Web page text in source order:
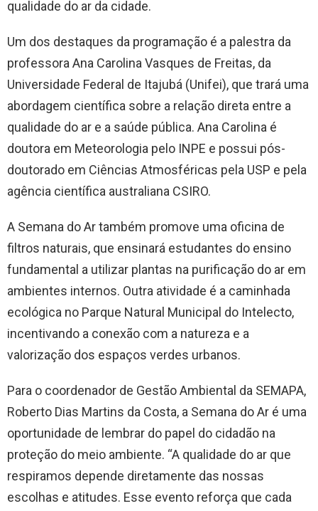
qualidade do ar da cidade.
Um dos destaques da programação é a palestra da
professora Ana Carolina Vasques de Freitas, da
Universidade Federal de Itajubá (Unifei), que trará uma
abordagem científica sobre a relação direta entre a
qualidade do ar e a saúde pública. Ana Carolina é
doutora em Meteorologia pelo INPE e possui pós-
doutorado em Ciências Atmosféricas pela USP e pela
agência científica australiana CSIRO.
A Semana do Ar também promove uma oficina de
filtros naturais, que ensinará estudantes do ensino
fundamental a utilizar plantas na purificação do ar em
ambientes internos. Outra atividade é a caminhada
ecológica no Parque Natural Municipal do Intelecto,
incentivando a conexão com a natureza e a
valorização dos espaços verdes urbanos.
Para o coordenador de Gestão Ambiental da SEMAPA,
Roberto Dias Martins da Costa, a Semana do Ar é uma
oportunidade de lembrar do papel do cidadão na
proteção do meio ambiente. “A qualidade do ar que
respiramos depende diretamente das nossas
escolhas e atitudes. Esse evento reforça que cada